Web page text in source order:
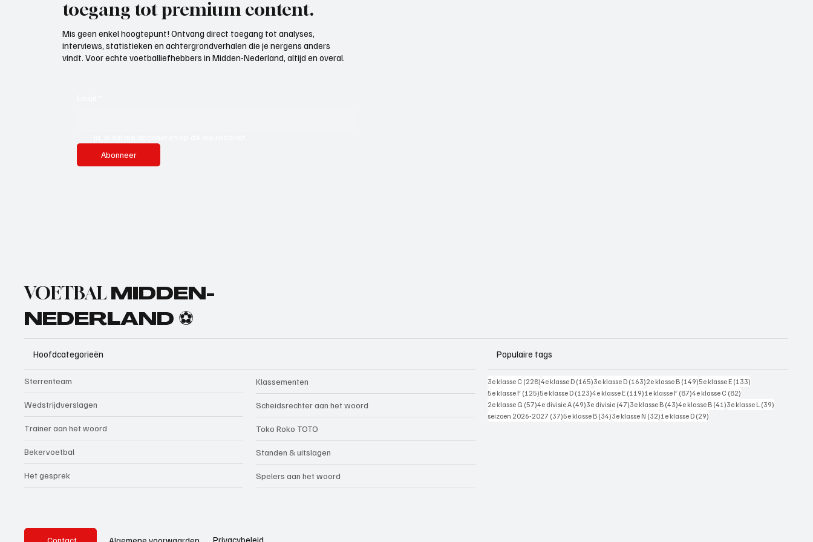
toegang tot premium content.
Mis geen enkel hoogtepunt! Ontvang direct toegang tot analyses,
interviews, statistieken en achtergrondverhalen die je nergens anders
vindt. Voor echte voetballiefhebbers in Midden-Nederland, altijd en overal.
Abonneer
VOETBAL MIDDEN-
NEDERLAND ⚽
Hoofdcategorieën
Sterrenteam
Wedstrijdverslagen
Trainer aan het woord
Bekervoetbal
Het gesprek
Klassementen
Scheidsrechter aan het woord
Toko Roko TOTO
Standen & uitslagen
Spelers aan het woord
Populaire tags
3e klasse C (228)228 posts
4e klasse D (165)165 posts
3e klasse D (163)163 posts
2e klasse B (149)149 posts
5e klasse E (133)
5e klasse F (125)125 posts
5e klasse D (123)123 posts
4e klasse E (119)119 posts
1e klasse F (87)87 posts
4e klasse C (82)
2e klasse G (57)57 posts
4e divisie A (49)49 posts
3e divisie (47)47 posts
3e klasse B (43)43 posts
4e klasse B (41)41 posts
3e klasse L (39)
seizoen 2026-2027 (37)37 posts
5e klasse B (34)34 posts
3e klasse N (32)32 posts
1e klasse D (29)